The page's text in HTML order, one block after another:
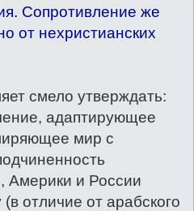
Сопротивление же
от нехристианских
смело утверждать:
адаптирующее
мир с
Америки и России
отличие от арабского